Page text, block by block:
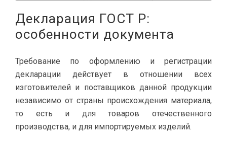
Декларация ГОСТ Р:
особенности документа
Требование по оформлению и регистрации
декларации действует в отношении всех
изготовителей и поставщиков данной продукции
независимо от страны происхождения материала,
то есть и для товаров отечественного
производства, и для импортируемых изделий.